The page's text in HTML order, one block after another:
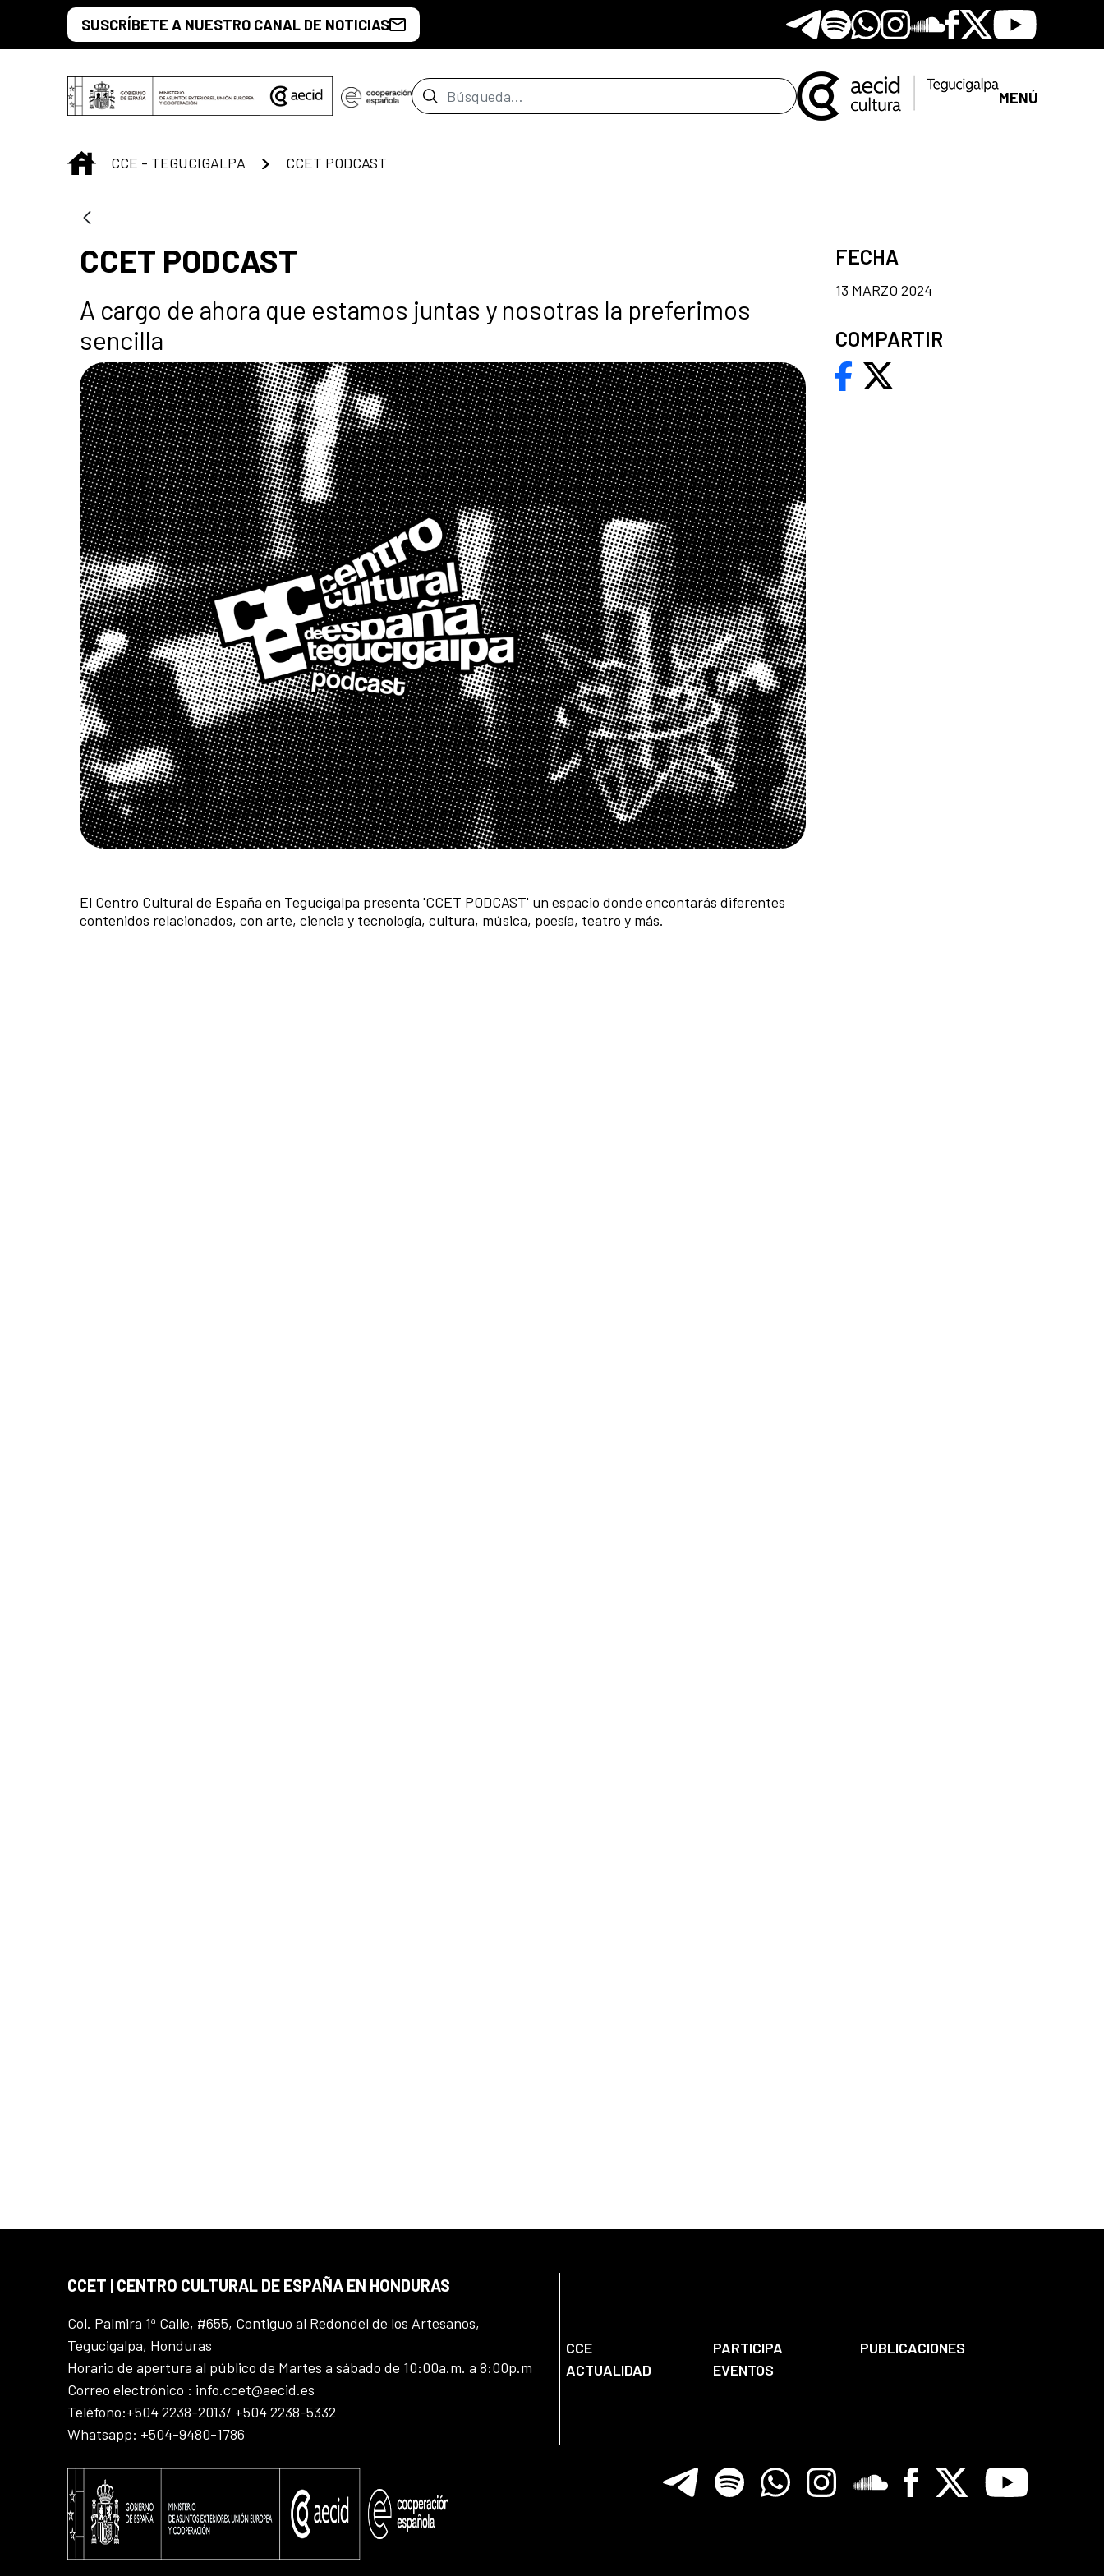
Saltar al contenido principal
SUSCRÍBETE A NUESTRO CANAL DE NOTICIAS Telegram
SpotifyWhatsapp
Instagram
Soundclore
Facebook
X Youtube
Barra de búsqueda MENÚ
INICIO
CCE - TEGUCIGALPA CCET PODCAST
CCET PODCAST
A cargo de ahora que estamos juntas y nosotras la preferimos
sencilla
El Centro Cultural de España en Tegucigalpa presenta 'CCET PODCAST' un espacio donde encontarás diferentes
contenidos relacionados, con arte, ciencia y tecnología, cultura, música, poesía, teatro y más.
FECHA
13 MARZO 2024
COMPARTIR
CCET | CENTRO CULTURAL DE ESPAÑA EN HONDURAS
Col. Palmira 1ª Calle, #655, Contiguo al Redondel de los Artesanos,
Tegucigalpa, Honduras
Horario de apertura al público de Martes a sábado de 10:00a.m. a 8:00p.m
Correo electrónico : info.ccet@aecid.es
Teléfono:+504 2238-2013/ +504 2238-5332
Whatsapp: +504-9480-1786
CCE PARTICIPA
PUBLICACIONES
ACTUALIDAD
EVENTOS
TelegramSpotify WhatsappInstagramSoundcloreFacebook
X Youtube